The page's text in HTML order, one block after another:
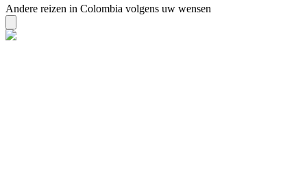
Andere reizen in Colombia volgens uw wensen